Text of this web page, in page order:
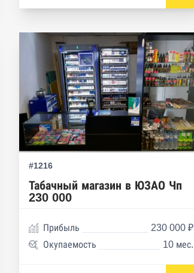
#1216
Табачный магазин в ЮЗАО Чп
230 000
Прибыль
230 000 ₽
Окупаемость
10 мес.